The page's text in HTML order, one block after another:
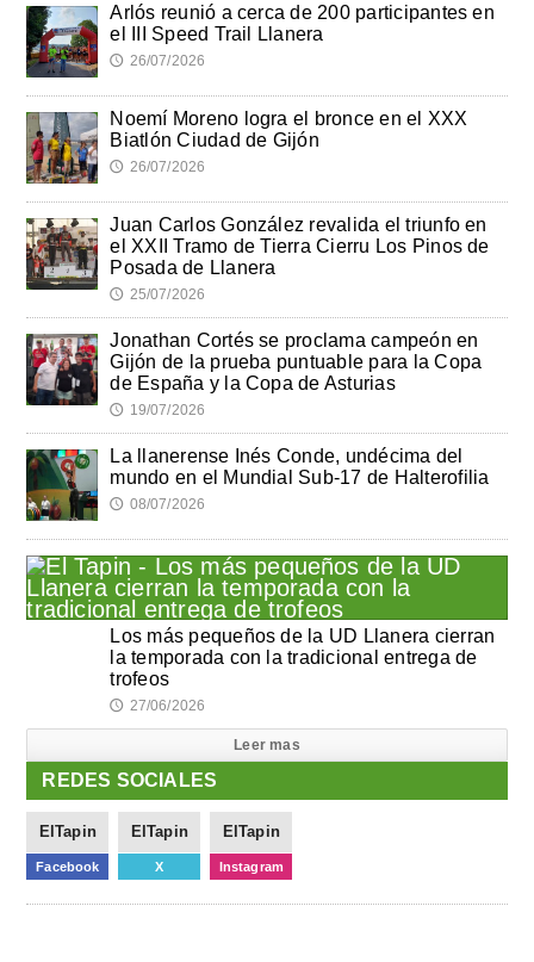
Arlós reunió a cerca de 200 participantes en
el III Speed Trail Llanera
🕔 26/07/2026
Noemí Moreno logra el bronce en el XXX
Biatlón Ciudad de Gijón
🕔 26/07/2026
Juan Carlos González revalida el triunfo en
el XXII Tramo de Tierra Cierru Los Pinos de
Posada de Llanera
🕔 25/07/2026
Jonathan Cortés se proclama campeón en
Gijón de la prueba puntuable para la Copa
de España y la Copa de Asturias
🕔 19/07/2026
La llanerense Inés Conde, undécima del
mundo en el Mundial Sub-17 de Halterofilia
🕔 08/07/2026
Los más pequeños de la UD Llanera cierran
la temporada con la tradicional entrega de
trofeos
🕔 27/06/2026
Leer mas
REDES SOCIALES
ElTapin
Facebook
ElTapin
X
ElTapin
Instagram